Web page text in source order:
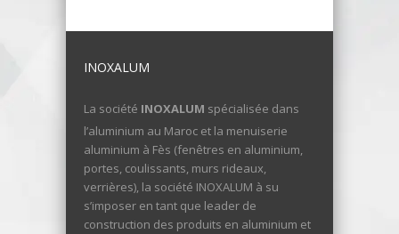
INOXALUM
La société INOXALUM spécialisée dans
l’aluminium au Maroc et la menuiserie
aluminium à Fès (fenêtres en aluminium,
portes, coulissants, murs rideaux,
verrières), la société INOXALUM à su
s’imposer en tant que leader de
construction des produits en aluminium et